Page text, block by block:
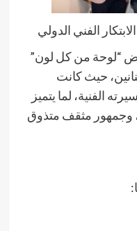
الفني الدولي
“لوحة من كل لون”
حيث كانت
الفنية، لما يتميز
وجمهور مثقف متذوق